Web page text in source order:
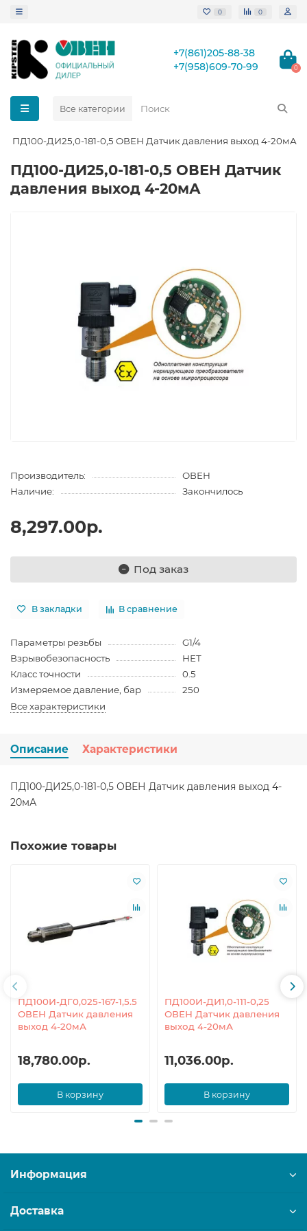
0 0
+7(861)205-88-38
+7(958)609-70-99
0
Все категории
ПД100-ДИ25,0-181-0,5 ОВЕН Датчик давления выход 4-20мА
ПД100-ДИ25,0-181-0,5 ОВЕН Датчик
давления выход 4-20мА
Производитель:
ОВЕН
Наличие:
Закончилось
8,297.00р.
Под заказ
В закладки В сравнение
Параметры резьбы
G1/4
Взрывобезопасность
НЕТ
Класс точности
0.5
Измеряемое давление, бар
250
Все характеристики
Описание Характеристики
ПД100-ДИ25,0-181-0,5 ОВЕН Датчик давления выход 4-
20мА
Похожие товары
ПД100И-ДГ0,025-167-1,5.5
ОВЕН Датчик давления
выход 4-20мА
18,780.00р.
В корзину
ПД100И-ДИ1,0-111-0,25
ОВЕН Датчик давления
выход 4-20мА
11,036.00р.
В корзину
Информация
Доставка